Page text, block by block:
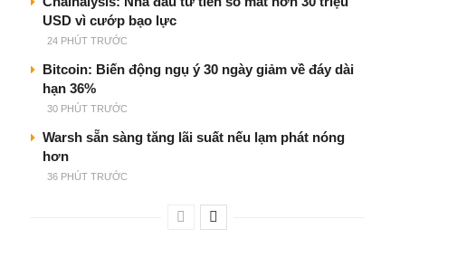
USD vì cướp bạo lực
24 PHÚT TRƯỚC
Bitcoin: Biến động ngụ ý 30 ngày giảm về đáy dài
hạn 36%
30 PHÚT TRƯỚC
Warsh sẵn sàng tăng lãi suất nếu lạm phát nóng
hơn
36 PHÚT TRƯỚC